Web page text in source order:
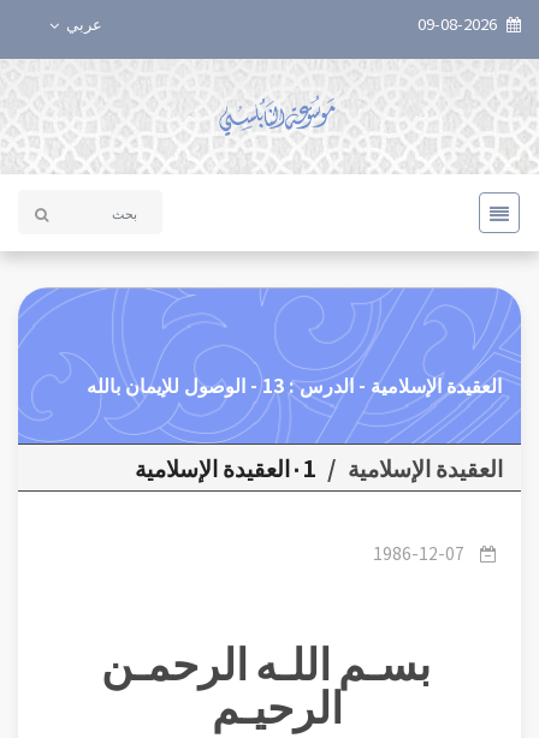
عربي
العقيدة الإسلامية - الدرس : 13 - الوصول للإيمان بالله
بالأدلة الفلسفية.
العقيدة الإسلامية / ٠1العقيدة الإسلامية
1986-12-07
بسـم اللـه الرحمـن
الرحيـم